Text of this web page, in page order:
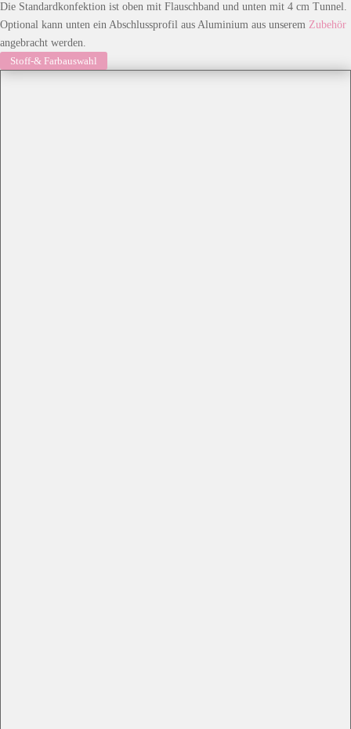
Die Standardkonfektion ist oben mit Flauschband und unten mit 4 cm Tunnel.
Optional kann unten ein Abschlussprofil aus Aluminium aus unserem Zubehör
angebracht werden.
Stoff-& Farbauswahl